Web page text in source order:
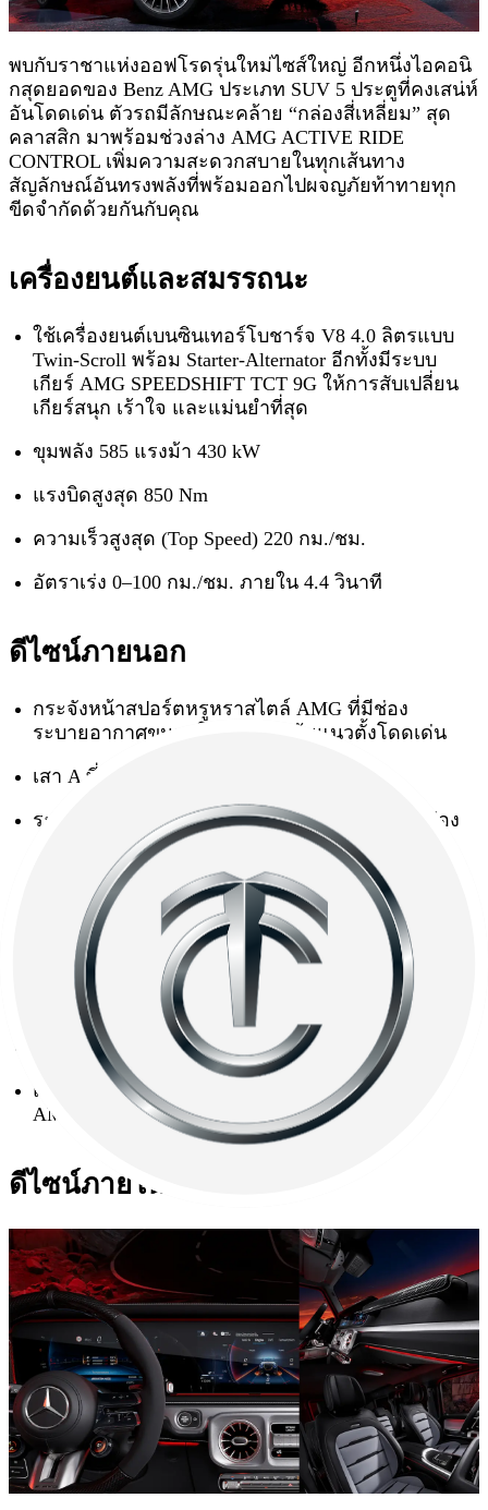
พบกับราชาแห่งออฟโรดรุ่นใหม่ไซส์ใหญ่ อีกหนึ่งไอคอนิ
กสุดยอดของ Benz AMG ประเภท SUV 5 ประตูที่คงเสน่ห์
อันโดดเด่น ตัวรถมีลักษณะคล้าย “กล่องสี่เหลี่ยม” สุด
คลาสสิก มาพร้อมช่วงล่าง AMG ACTIVE RIDE
CONTROL เพิ่มความสะดวกสบายในทุกเส้นทาง
สัญลักษณ์อันทรงพลังที่พร้อมออกไปผจญภัยท้าทายทุก
ขีดจำกัดด้วยกันกับคุณ
เครื่องยนต์และสมรรถนะ
ใช้เครื่องยนต์เบนซินเทอร์โบชาร์จ V8 4.0 ลิตรแบบ
Twin-Scroll พร้อม Starter-Alternator อีกทั้งมีระบบ
เกียร์ AMG SPEEDSHIFT TCT 9G ให้การสับเปลี่ยน
เกียร์สนุก เร้าใจ และแม่นยำที่สุด
ขุมพลัง 585 แรงม้า 430 kW
แรงบิดสูงสุด 850 Nm
ความเร็วสูงสุด (Top Speed) 220 กม./ชม.
อัตราเร่ง 0–100 กม./ชม. ภายใน 4.4 วินาที
ดีไซน์ภายนอก
กระจังหน้าสปอร์ตหรูหราสไตล์ AMG ที่มีช่อง
ระบายอากาศขนาดใหญ่พร้อมเส้นแนวตั้งโดดเด่น
เสา A ที่ช่วยลดเสียงรบกวนจากภายนอก
ระบบไฟรอบคันพร้อมฉายภาพสัญลักษณ์ AMG ส่อง
ล้ออัลลอยทรงสปอร์ต AMG Multi-spoke ขนาด 22
นิ้ว และดุมล้อสีดำ
ระบบท่อไอเสียที่โผล่ออกข้างรถทั้งสองข้าง พร้อม
ฟังก์ชันเปิด-ปิดและปรับเปลี่ยนเสียงท่อไอเสียไม่ว่า
จะนุ่มนวลหรือคำรามของ Benz AMG
กาบบันไดข้างตัวรถสีดำจาก MANUFAKTUR
แพ็กเกจคาร์บอนไฟเบอร์ตกแต่งรอบคันเฉพาะ
AMG
ดีไซน์ภายใน